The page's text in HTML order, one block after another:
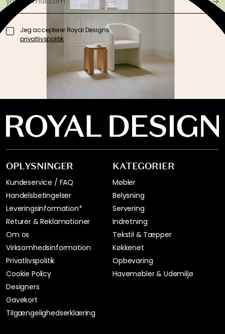
Jeg accepterer Royal Designs
privatlivspolitik
OPLYSNINGER
Kundeservice / FAQ
Handelsbetingelser
Leveringsinformation*
Returer & Reklamationer
Om os
Virksomhedsinformation
Privatlivspolitik
Cookie Policy
Designers
Gavekort
Tilgængelighedserklæring
KATEGORIER
Møbler
Belysning
Servering
Indretning
Tekstil & Tæpper
Køkkenet
Opbevaring
Havemøbler & Udemiljø